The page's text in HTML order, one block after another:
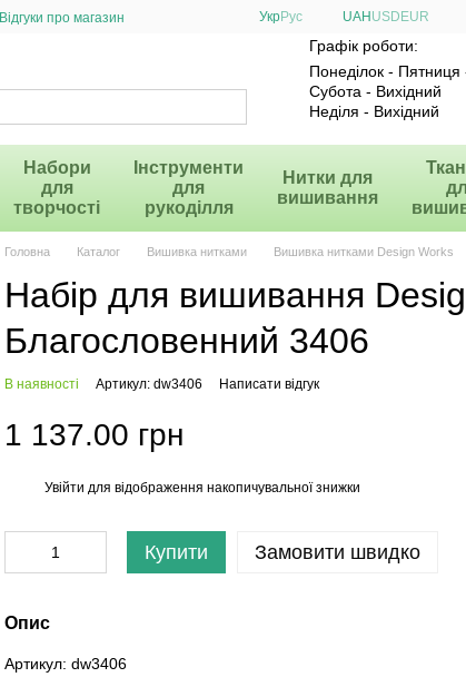
Відгуки про магазин
УкрРус UAH USD EUR
Графік роботи:
Понеділок -
Субота - Вихідний
Неділя - Вихідний
Набори
для
творчості
Інструменти
для
рукоділля
Нитки для
вишивання
Головна Каталог Вишивка нитками Вишивка нитками Design Works
Набір для вишивання
Благословенний 3406
В наявності Артикул: dw3406 Написати відгук
1 137.00 грн
Увійти для відображення накопичувальної знижки
Купити Замовити швидко
Опис
Артикул: dw3406